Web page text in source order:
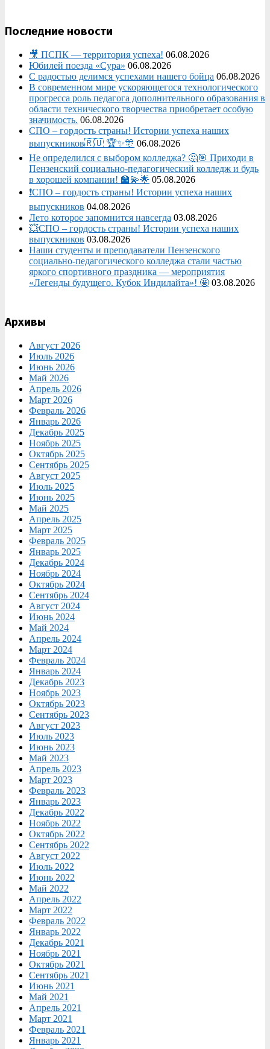
Последние новости
🎥 ПСПК — территория успеха! 06.08.2026
Юбилей поезда «Сура» 06.08.2026
С радостью делимся успехами нашего бойца 06.08.2026
В современном мире ускоряющегося технологического
прогресса роль педагога дополнительного образования в
области технического творчества приобретает особую
значимость. 06.08.2026
СПО – гордость страны! Истории успеха наших
выпускников🇷🇺 🏆✨🎊 06.08.2026
Не определился с выбором колледжа? 🤔🎯 Приходи в
Пензенский социально-педагогический колледж и будь
в хорошей компании! 🏫💫🌟 05.08.2026
❗СПО – гордость страны! Истории успеха наших
выпускников 04.08.2026
Лето которое запомнится навсегда 03.08.2026
💥СПО – гордость страны! Истории успеха наших
выпускников 03.08.2026
Наши студенты и преподаватели Пензенского
социально‑педагогического колледжа стали частью
яркого спортивного праздника — мероприятия
«Легенды будущего. Кубок Индилайта»! 🤩 03.08.2026
Архивы
Август 2026
Июль 2026
Июнь 2026
Май 2026
Апрель 2026
Март 2026
Февраль 2026
Январь 2026
Декабрь 2025
Ноябрь 2025
Октябрь 2025
Сентябрь 2025
Август 2025
Июль 2025
Июнь 2025
Май 2025
Апрель 2025
Март 2025
Февраль 2025
Январь 2025
Декабрь 2024
Ноябрь 2024
Октябрь 2024
Сентябрь 2024
Август 2024
Июнь 2024
Май 2024
Апрель 2024
Март 2024
Февраль 2024
Январь 2024
Декабрь 2023
Ноябрь 2023
Октябрь 2023
Сентябрь 2023
Август 2023
Июль 2023
Июнь 2023
Май 2023
Апрель 2023
Март 2023
Февраль 2023
Январь 2023
Декабрь 2022
Ноябрь 2022
Октябрь 2022
Сентябрь 2022
Август 2022
Июль 2022
Июнь 2022
Май 2022
Апрель 2022
Март 2022
Февраль 2022
Январь 2022
Декабрь 2021
Ноябрь 2021
Октябрь 2021
Сентябрь 2021
Июнь 2021
Май 2021
Апрель 2021
Март 2021
Февраль 2021
Январь 2021